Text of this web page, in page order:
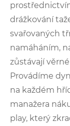
drážkování
svařovaných
namáháním,
zůstávají
Provádíme
na každém
manažera
play, který